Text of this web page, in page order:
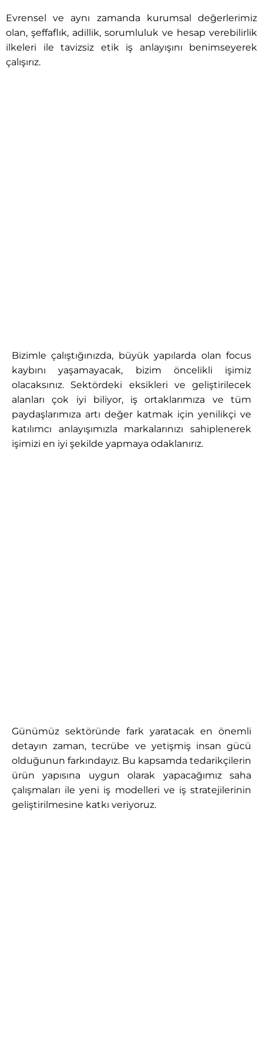
Evrensel ve aynı zamanda kurumsal değerlerimiz
olan, şeffaflık, adillik, sorumluluk ve hesap verebilirlik
ilkeleri ile tavizsiz etik iş anlayışını benimseyerek
çalışırız.
Bizimle çalıştığınızda, büyük yapılarda olan focus
kaybını yaşamayacak, bizim öncelikli işimiz
olacaksınız. Sektördeki eksikleri ve geliştirilecek
alanları çok iyi biliyor, iş ortaklarımıza ve tüm
paydaşlarımıza artı değer katmak için yenilikçi ve
katılımcı anlayışımızla markalarınızı sahiplenerek
işimizi en iyi şekilde yapmaya odaklanırız.
Günümüz sektöründe fark yaratacak en önemli
detayın zaman, tecrübe ve yetişmiş insan gücü
olduğunun farkındayız. Bu kapsamda tedarikçilerin
ürün yapısına uygun olarak yapacağımız saha
çalışmaları ile yeni iş modelleri ve iş stratejilerinin
geliştirilmesine katkı veriyoruz.